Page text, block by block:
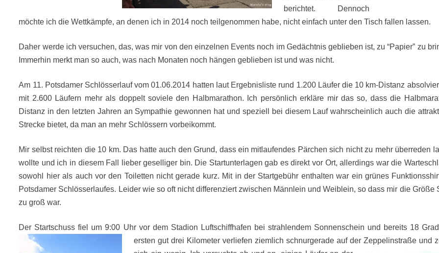
berichtet. Dennoch
möchte ich die Wettkämpfe, an denen ich in 2014 noch teilgenommen habe, nicht einfach unter den Tisch fallen lassen.
Daher werde ich versuchen, das, was mir von den einzelnen Events noch im Gedächtnis geblieben ist, zu “Papier” zu
Immerhin merkt man so auch, was nach Monaten noch hängen geblieben ist und was nicht.
Am 11. Potsdamer Schlösserlauf vom 01.06.2014 hatten laut Ergebnisliste rund 1.200 Läufer die 10 km-Distanz
mit 2.600 Läufern mehr als doppelt soviele den Halbmarathon. Ich persönlich erkläre mir das so, dass die
Distanz in den letzten Jahren an Sympathie gewonnen hat und speziell bei diesem Lauf wahrscheinlich auch die
Strecke bietet, da man an mehr Schlössern vorbeikommt.
Mir selbst reichten die 10 km. Das hatte auch den Grund, dass ein mitlaufendes Pärchen sich nicht zu mehr überreden
wollte und ich in diesem Fall lieber geselliger bin. Die Startunterlagen gab es direkt vor Ort, allerdings war die
sowohl hier als auch vor den Toiletten nicht gerade kurz. Mit in der Startgebühr enthalten war ein grünes
Potsdamer Schlösserlaufes. Leider wie so oft nicht differenziert zwischen Männlein und Weiblein, so dass mir die Größe
zu groß war.
Der Startschuss fiel um 9:00 Uhr vor dem Stadion Luftschiffhafen bei strahlendem Sonnenschein und bereits 18
ersten gut drei Kilometer verliefen ziemlich schnurgerade aufder Zeppelinstraße und